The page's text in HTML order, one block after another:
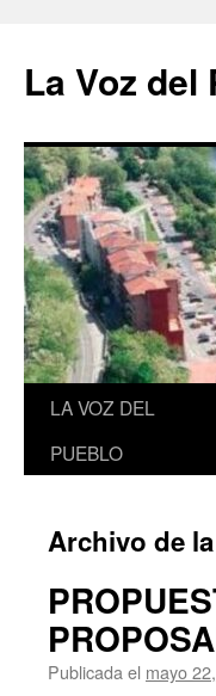
contenido
La Voz del
LA VOZ DEL
PUEBLO
Archivo de
Publicada el mayo